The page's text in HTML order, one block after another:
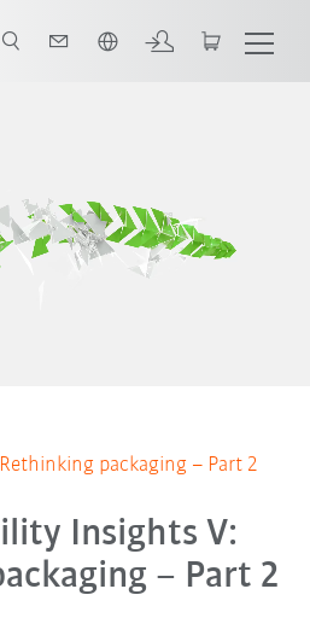
packaging – Part 2
Insights V:
– Part 2